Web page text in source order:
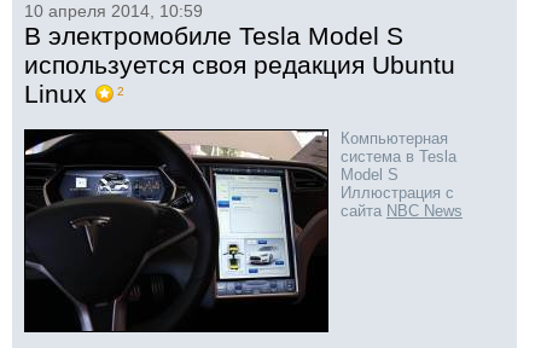
10 апреля 2014, 10:59
В электромобиле Tesla Model S
используется своя редакция Ubuntu
Linux
2
Компьютерная
система в Tesla
Model S
Иллюстрация с
сайта NBC News